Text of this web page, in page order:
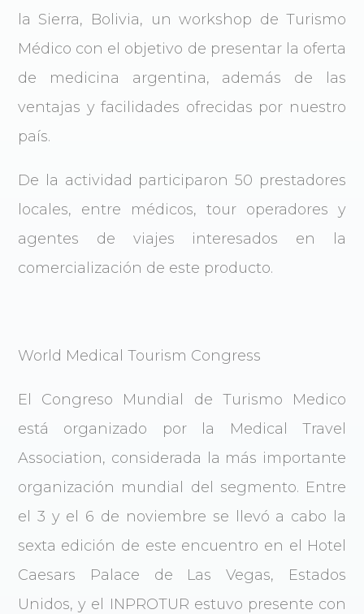
la Sierra, Bolivia, un workshop de Turismo
Médico con el objetivo de presentar la oferta
de medicina argentina, además de las
ventajas y facilidades ofrecidas por nuestro
país.
De la actividad participaron 50 prestadores
locales, entre médicos, tour operadores y
agentes de viajes interesados en la
comercialización de este producto.
World Medical Tourism Congress
El Congreso Mundial de Turismo Medico
está organizado por la Medical Travel
Association, considerada la más importante
organización mundial del segmento. Entre
el 3 y el 6 de noviembre se llevó a cabo la
sexta edición de este encuentro en el Hotel
Caesars Palace de Las Vegas, Estados
Unidos, y el INPROTUR estuvo presente con